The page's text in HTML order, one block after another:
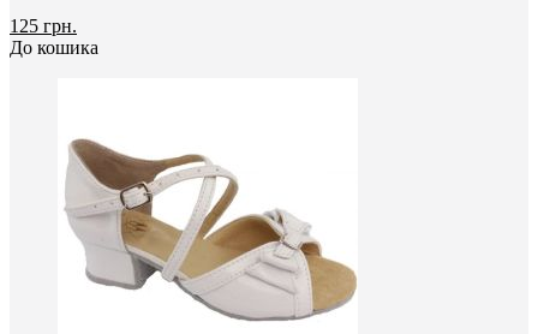
125 грн.
До кошика